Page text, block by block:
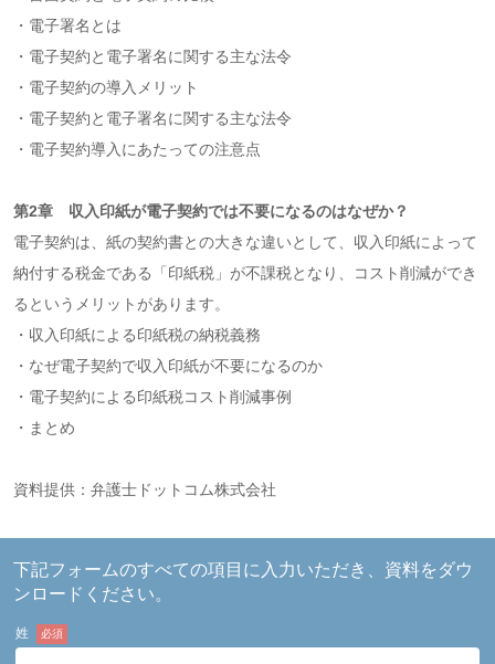
・電子署名とは
・電子契約と電子署名に関する主な法令
・電子契約の導入メリット
・電子契約と電子署名に関する主な法令
・電子契約導入にあたっての注意点
第2章 収入印紙が電子契約では不要になるのはなぜか？
電子契約は、紙の契約書との大きな違いとして、収入印紙によって
納付する税金である「印紙税」が不課税となり、コスト削減ができ
るというメリットがあります。
・収入印紙による印紙税の納税義務
・なぜ電子契約で収入印紙が不要になるのか
・電子契約による印紙税コスト削減事例
・まとめ
資料提供：弁護士ドットコム株式会社
下記フォームのすべての項目に入力いただき、資料をダウ
ンロードください。